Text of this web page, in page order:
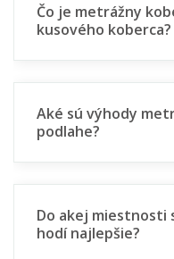
Čo je metrážny
kusového koberca?
Aké sú výhody
podlahe?
Do akej miestnosti
hodí najlepšie?